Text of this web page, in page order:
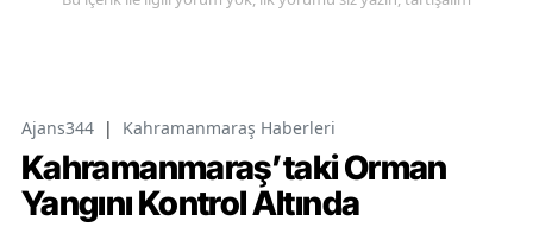
Ajans344 | Kahramanmaraş Haberleri
Kahramanmaraş’taki Orman
Yangını Kontrol Altında